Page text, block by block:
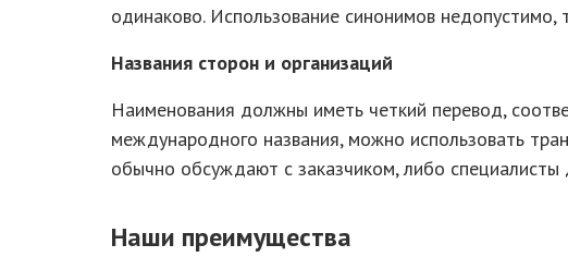
одинаково. Использование синонимов недопустимо,
Названия сторон и организаций
Наименования должны иметь четкий перевод,
международного названия, можно использовать
обычно обсуждают с заказчиком, либо
Наши преимущества